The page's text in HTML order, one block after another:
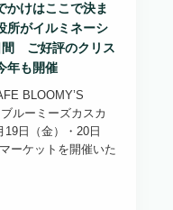
かけはここで決ま
がイルミネーシ
間 ご好評のクリス
年も開催
BLOOMY’S
ルーミーズカスカ
日（金）・20日
ーケットを開催いた